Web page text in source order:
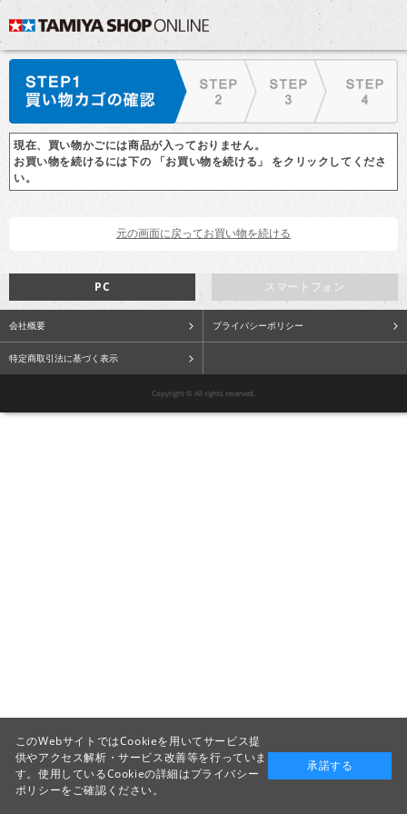
現在、買い物かごには商品が入っておりません。
お買い物を続けるには下の 「お買い物を続ける」 をクリックしてくださ
い。
スマートフォン
PC
会社概要 プライバシーポリシー
特定商取引法に基づく表示
Copyright © All rights reserved.
このWebサイトではCookieを用いてサービス提
供やアクセス解析・サービス改善等を行っていま
す。使用しているCookieの詳細はプライバシー
ポリシーをご確認ください。
承諾する